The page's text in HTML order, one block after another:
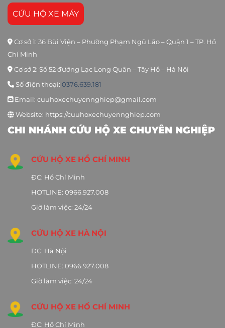
CỨU HỘ XE MÁY
Cơ sở 1: 36 Bùi Viện – Phường Phạm Ngũ Lão – Quận 1 – TP. Hồ
Chí Minh
Cơ sở 2: Số 52 đường Lạc Long Quân – Tây Hồ – Hà Nội
Số điện thoại: 0376.639.181
Email: cuuhoxechuyennghiep@gmail.com
Website: https://cuuhoxechuyennghiep.com
CHI NHÁNH CỨU HỘ XE CHUYÊN NGHIỆP
CỨU HỘ XE HỒ CHÍ MINH
ĐC: Hồ Chí Minh
HOTLINE: 0966.927.008
Giờ làm việc: 24/24
CỨU HỘ XE HÀ NỘI
ĐC: Hà Nội
HOTLINE: 0966.927.008
Giờ làm việc: 24/24
CỨU HỘ XE HỒ CHÍ MINH
ĐC: Hồ Chí Minh